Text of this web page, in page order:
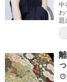
中
わ
題